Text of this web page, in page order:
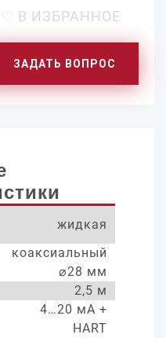
♡ В ИЗБРАННОЕ
ЗАДАТЬ ВОПРОС
жидкая
коаксиальный
⌀28 мм
2,5 м
4…20 мА +
HART